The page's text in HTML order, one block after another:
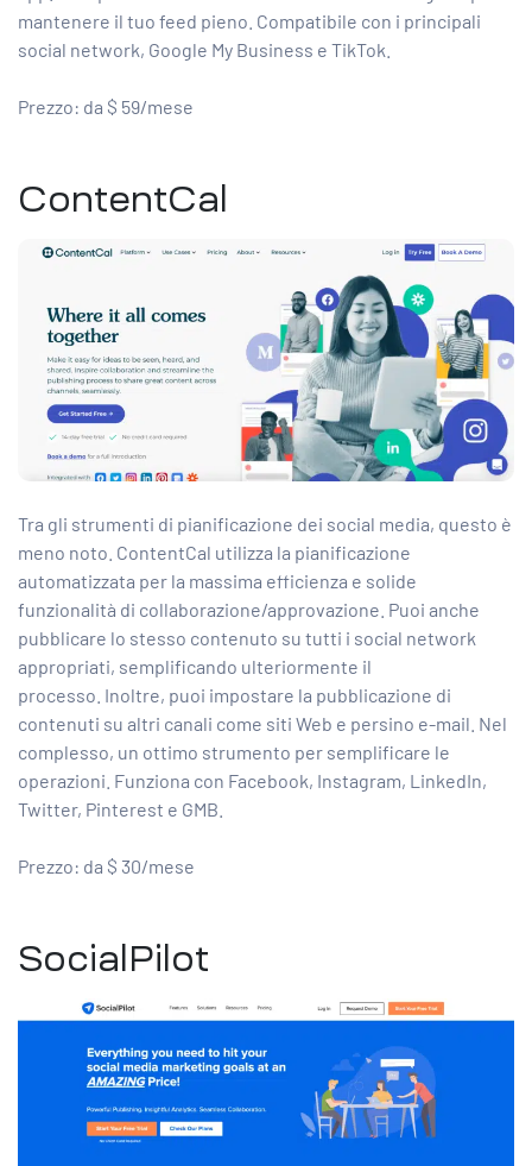
mantenere il tuo feed pieno. Compatibile con i principali
social network, Google My Business e TikTok.
Prezzo: da $ 59/mese
ContentCal
Tra gli strumenti di pianificazione dei social media, questo è
meno noto. ContentCal utilizza la pianificazione
automatizzata per la massima efficienza e solide
funzionalità di collaborazione/approvazione. Puoi anche
pubblicare lo stesso contenuto su tutti i social network
appropriati, semplificando ulteriormente il
processo. Inoltre, puoi impostare la pubblicazione di
contenuti su altri canali come siti Web e persino e-mail. Nel
complesso, un ottimo strumento per semplificare le
operazioni. Funziona con Facebook, Instagram, LinkedIn,
Twitter, Pinterest e GMB.
Prezzo: da $ 30/mese
SocialPilot